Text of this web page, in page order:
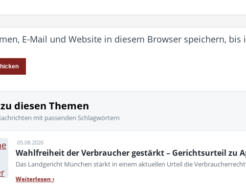
E-Mail und Website in diesem Browser speichern,
diesen Themen
mit passenden Schlagwörtern
05.08.2026
Wahlfreiheit der Verbraucher gestärkt – Gerichtsurteil zu
Das Landgericht München stärkt in einem aktuellen Urteil die
Weiterlesen ›